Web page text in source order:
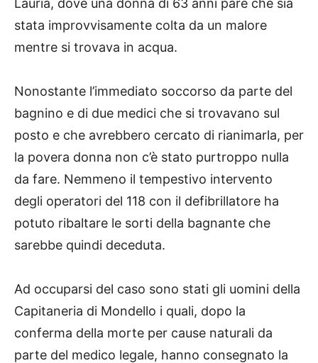
stata improvvisamente colta da un malore
mentre si trovava in acqua.
Nonostante l’immediato soccorso da parte del
bagnino e di due medici che si trovavano sul
posto e che avrebbero cercato di rianimarla, per
la povera donna non c’è stato purtroppo nulla
da fare. Nemmeno il tempestivo intervento
degli operatori del 118 con il defibrillatore ha
potuto ribaltare le sorti della bagnante che
sarebbe quindi deceduta.
Ad occuparsi del caso sono stati gli uomini della
Capitaneria di Mondello i quali, dopo la
conferma della morte per cause naturali da
parte del medico legale, hanno consegnato la